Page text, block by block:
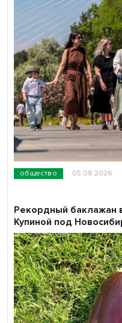
общество 05.08.2026
Рекордный баклажан
Купиной под